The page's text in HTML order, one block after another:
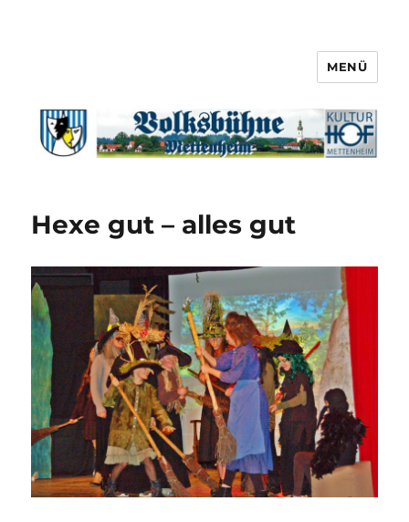
MENÜ
Hexe gut – alles gut